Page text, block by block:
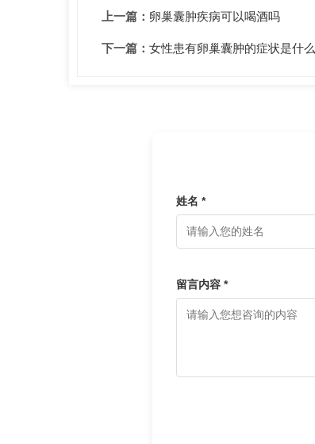
上一篇： 卵巢囊肿疾病可以喝酒吗
下一篇： 女性患有卵巢囊肿的症状是什么
姓名 *
留言内容 *